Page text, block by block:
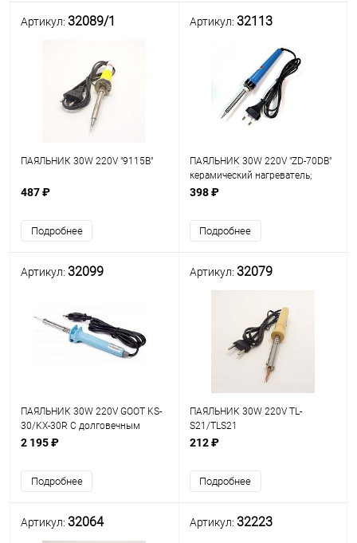
Артикул: 32089/1
ПАЯЛЬНИК 30W 220V "9115B"
487 ₽
Подробнее
Артикул: 32113
ПАЯЛЬНИК 30W 220V "ZD-70DB"
керамический нагреватель;
форма жала: конус; наружн. d
материал жала: Long Life
398 ₽
Подробнее
Артикул: 32099
ПАЯЛЬНИК 30W 220V GOOT KS-
30/KX-30R C долговечным
жалом (4мм, конус) до 450*С
2 195 ₽
Подробнее
Артикул: 32079
ПАЯЛЬНИК 30W 220V TL-
S21/TLS21
212 ₽
Подробнее
Артикул: 32064 Артикул: 32223